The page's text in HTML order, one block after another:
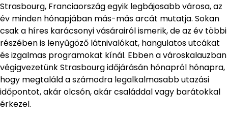
Strasbourg, Franciaország egyik legbájosabb városa, az
év minden hónapjában más-más arcát mutatja. Sokan
csak a híres karácsonyi vásárairól ismerik, de az év többi
részében is lenyűgöző látnivalókat, hangulatos utcákat
és izgalmas programokat kínál. Ebben a városkalauzban
végigvezetünk Strasbourg időjárásán hónapról hónapra,
hogy megtaláld a számodra legalkalmasabb utazási
időpontot, akár olcsón, akár családdal vagy barátokkal
érkezel.